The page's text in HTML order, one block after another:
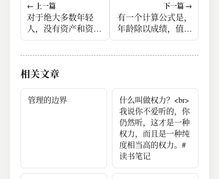
← 上一篇
对于绝大多数年轻
人，没有资产和资产
性收入是一件很难的
就真的什么都改变不
改变来自于内驱力，
来自于对现状的强烈
下一篇 →
有一个计算公式是，
年龄除以成绩，值越
低则潜力越低。
相关文章
管理的边界
什么叫做权力？<br>
我说你不爱听的，你
仍然听，这才是一种
权力，而且是一种纯
度相当高的权力。#
读书笔记